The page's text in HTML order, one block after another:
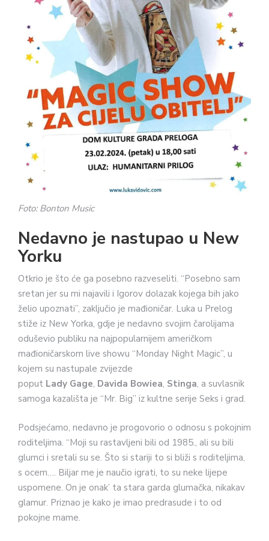
Foto: Bonton Music
Nedavno je nastupao u New
Yorku
Otkrio je što će ga posebno razveseliti. “Posebno sam
sretan jer su mi najavili i Igorov dolazak kojega bih jako
želio upoznati”, zaključio je mađioničar. Luka u Prelog
stiže iz New Yorka, gdje je nedavno svojim čarolijama
oduševio publiku na najpopularnijem američkom
mađioničarskom live showu “Monday Night Magic”, u
kojem su nastupale zvijezde
poput Lady Gage, Davida Bowiea, Stinga, a suvlasnik
samoga kazališta je “Mr. Big” iz kultne serije Seks i grad.
Podsjećamo, nedavno je progovorio o odnosu s pokojnim
roditeljima. “Moji su rastavljeni bili od 1985., ali su bili
glumci i sretali su se. Što si stariji to si bliži s roditeljima,
s ocem…. Biljar me je naučio igrati, to su neke lijepe
uspomene. On je onak’ ta stara garda glumačka, nikakav
glamur. Priznao je kako je imao predrasude i to od
pokojne mame.